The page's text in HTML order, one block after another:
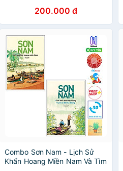
Sông Cửu Long Và ĐBSCL -
Nét Sinh Hoạt Xưa, Văn Minh
Miệt Vườn( Tặng sổ tay)
200.000 đ
Combo Sơn Nam - Lịch Sử
Khẩn Hoang Miền Nam Và Tìm